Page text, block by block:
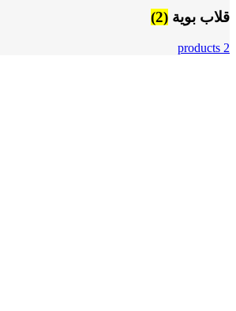
قلاب بوية (2)
2 products